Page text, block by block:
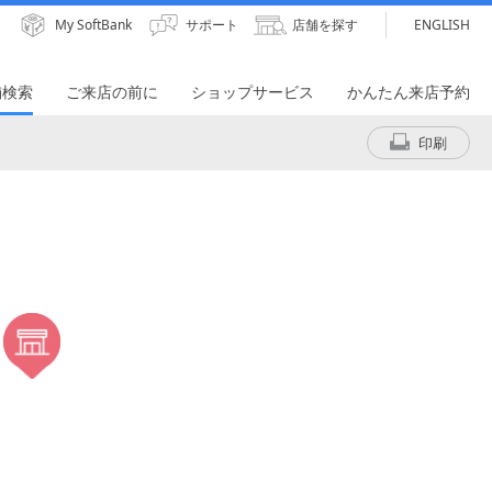
My SoftBank サポート 店舗を探す ENGLISH
索 ご来店の前に ショップサービス かんたん来店予約
印刷